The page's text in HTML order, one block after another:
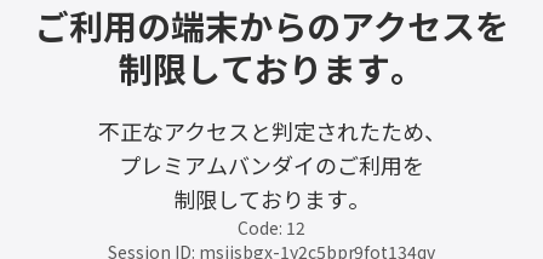
ご利用の端末からのアクセスを
制限しております。
不正なアクセスと判定されたため、
プレミアムバンダイのご利用を
制限しております。
Code: 12
Session ID: msjjsbgx-1y2c5bpr9fot134qv